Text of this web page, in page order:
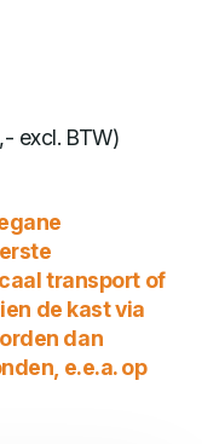
excl. BTW)
transport of
de kast via
dan
e.e.a. op